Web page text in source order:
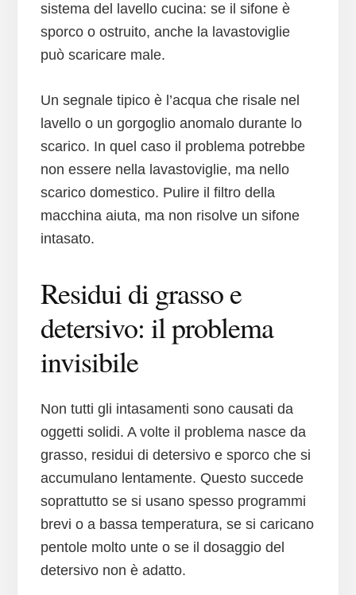
sistema del lavello cucina: se il sifone è
sporco o ostruito, anche la lavastoviglie
può scaricare male.
Un segnale tipico è l’acqua che risale nel
lavello o un gorgoglio anomalo durante lo
scarico. In quel caso il problema potrebbe
non essere nella lavastoviglie, ma nello
scarico domestico. Pulire il filtro della
macchina aiuta, ma non risolve un sifone
intasato.
Residui di grasso e
detersivo: il problema
invisibile
Non tutti gli intasamenti sono causati da
oggetti solidi. A volte il problema nasce da
grasso, residui di detersivo e sporco che si
accumulano lentamente. Questo succede
soprattutto se si usano spesso programmi
brevi o a bassa temperatura, se si caricano
pentole molto unte o se il dosaggio del
detersivo non è adatto.